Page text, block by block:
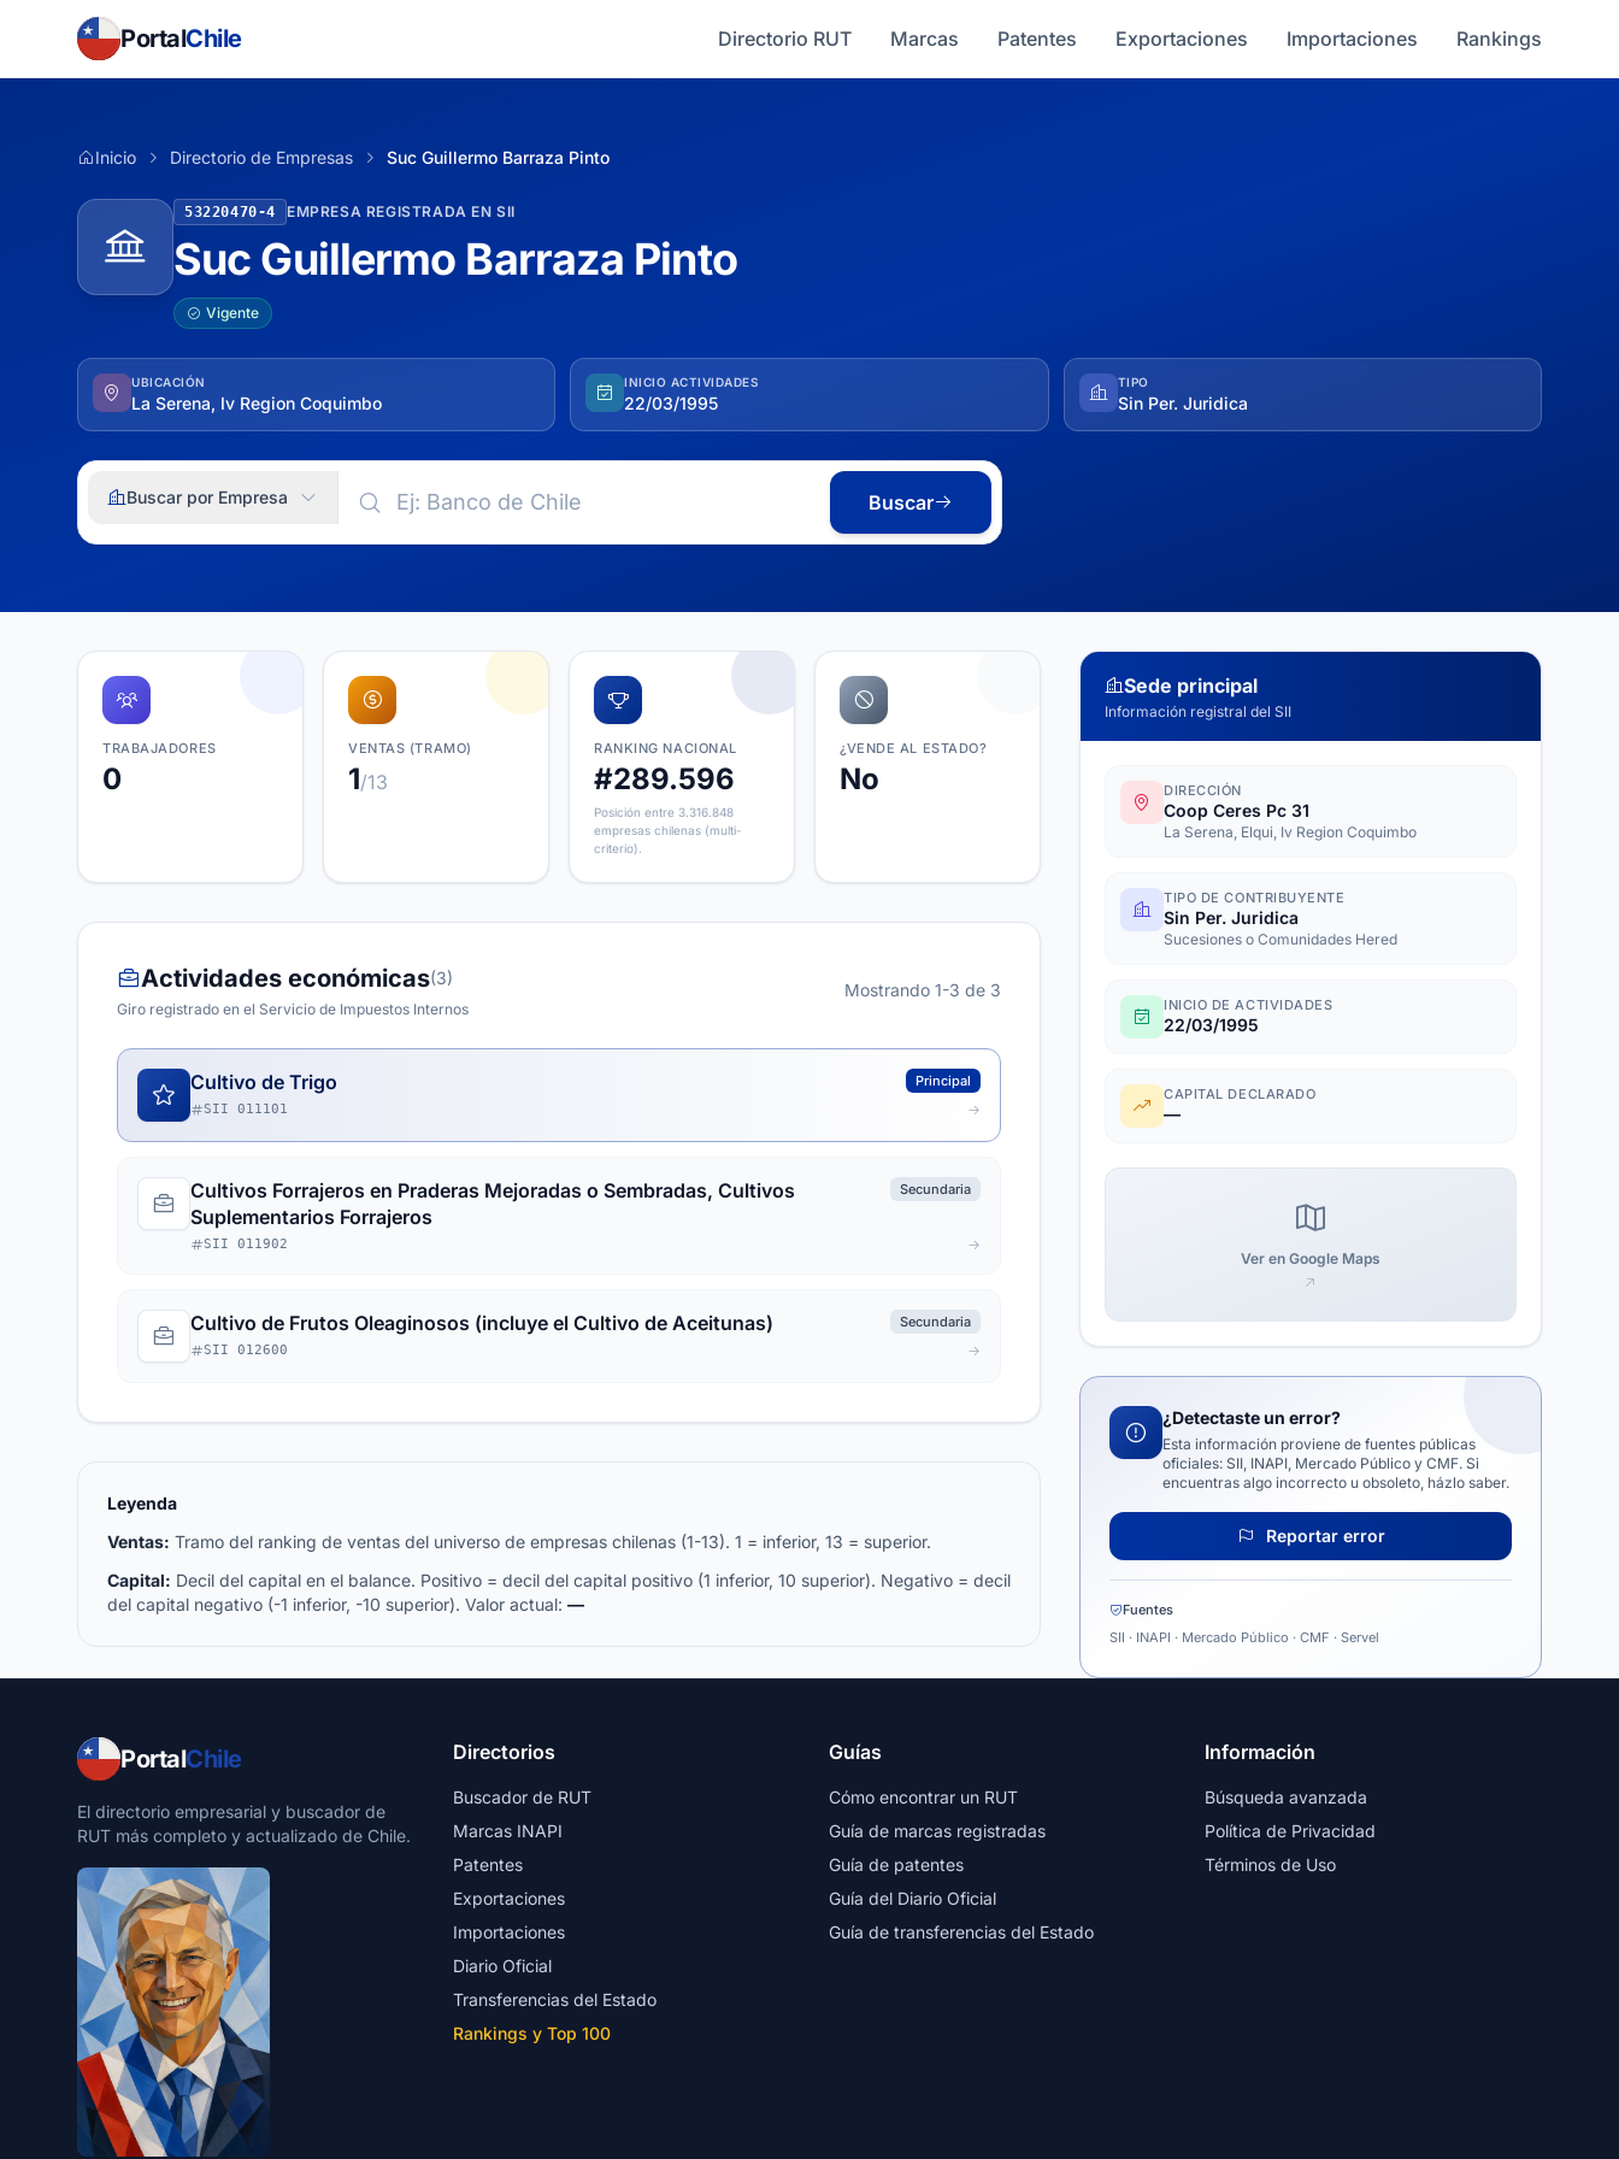
PortalChile Directorio RUT Marcas Patentes Exportaciones Importaciones Rankings
Inicio Directorio de Empresas Suc Guillermo Barraza Pinto
53220470-4 EMPRESA REGISTRADA EN SII
Suc Guillermo Barraza Pinto
Vigente
UBICACIÓN
La Serena, Iv Region Coquimbo
INICIO ACTIVIDADES
22/03/1995
TIPO
Sin Per. Juridica
Buscar por Empresa Buscar
TRABAJADORES
0
VENTAS (TRAMO)
1/13
RANKING NACIONAL
#289.596
Posición entre 3.316.848
empresas chilenas (multi-
criterio).
¿VENDE AL ESTADO?
No
Actividades económicas(3)
Giro registrado en el Servicio de Impuestos Internos
Mostrando 1-3 de 3
Cultivo de Trigo Principal
SII 011101
Cultivos Forrajeros en Praderas Mejoradas o Sembradas, Cultivos
Suplementarios Forrajeros
Secundaria
SII 011902
Cultivo de Frutos Oleaginosos (incluye el Cultivo de Aceitunas) Secundaria
SII 012600
Leyenda
Ventas: Tramo del ranking de ventas del universo de empresas chilenas (1-13). 1 = inferior, 13 = superior.
Capital: Decil del capital en el balance. Positivo = decil del capital positivo (1 inferior, 10 superior). Negativo = decil
del capital negativo (-1 inferior, -10 superior). Valor actual: —
Sede principal
Información registral del SII
DIRECCIÓN
Coop Ceres Pc 31
La Serena, Elqui, Iv Region Coquimbo
TIPO DE CONTRIBUYENTE
Sin Per. Juridica
Sucesiones o Comunidades Hered
INICIO DE ACTIVIDADES
22/03/1995
CAPITAL DECLARADO
—
Ver en Google Maps
¿Detectaste un error?
Esta información proviene de fuentes públicas
oficiales: SII, INAPI, Mercado Público y CMF. Si
encuentras algo incorrecto u obsoleto, házlo saber.
Reportar error
Fuentes
SII · INAPI · Mercado Público · CMF · Servel
PortalChile
El directorio empresarial y buscador de
RUT más completo y actualizado de Chile.
Directorios
Buscador de RUT
Marcas INAPI
Patentes
Exportaciones
Importaciones
Diario Oficial
Transferencias del Estado
Rankings y Top 100
Guías
Cómo encontrar un RUT
Guía de marcas registradas
Guía de patentes
Guía del Diario Oficial
Guía de transferencias del Estado
Información
Búsqueda avanzada
Política de Privacidad
Términos de Uso